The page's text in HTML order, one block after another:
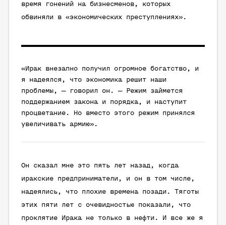
время гонений на бизнесменов, которых
обвиняли в «экономических преступлениях».
«Ирак внезапно получил огромное богатство, и
я надеялся, что экономика решит наши
проблемы, — говорил он. — Режим займется
поддержанием закона и порядка, и наступит
процветание. Но вместо этого режим принялся
увеличивать армию».
Он сказал мне это пять лет назад, когда
иракские предприниматели, и он в том числе,
надеялись, что плохие времена позади. Тяготы
этих пяти лет с очевидностью показали, что
проклятие Ирака не только в нефти. И все же я